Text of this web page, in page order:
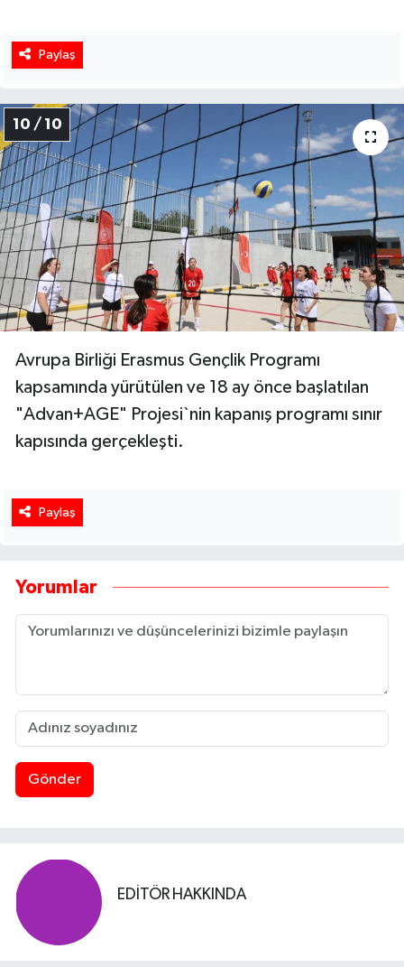
Paylaş
10 / 10
Avrupa Birliği Erasmus Gençlik Programı
kapsamında yürütülen ve 18 ay önce başlatılan
"Advan+AGE" Projesi`nin kapanış programı sınır
kapısında gerçekleşti.
Paylaş
Yorumlar
Gönder
EDITÖR HAKKINDA